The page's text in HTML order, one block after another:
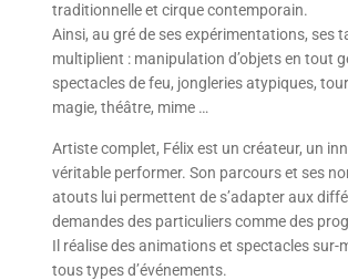
traditionnelle et cirque contemporain.
Ainsi, au gré de ses expérimentations, ses
multiplient : manipulation d’objets en tout
spectacles de feu, jongleries atypiques,
magie, théâtre, mime …
Artiste complet, Félix est un créateur, un
véritable performer. Son parcours et ses
atouts lui permettent de s’adapter aux
demandes des particuliers comme des
Il réalise des animations et spectacles sur-
tous types d’événements.